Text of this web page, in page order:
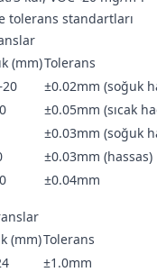
tolerans standartları
(mm)Tolerans
±0.02mm (soğuk
±0.05mm (sıcak
±0.03mm (soğuk
±0.03mm (hassas)
±0.04mm
(mm)Tolerans
±1.0mm